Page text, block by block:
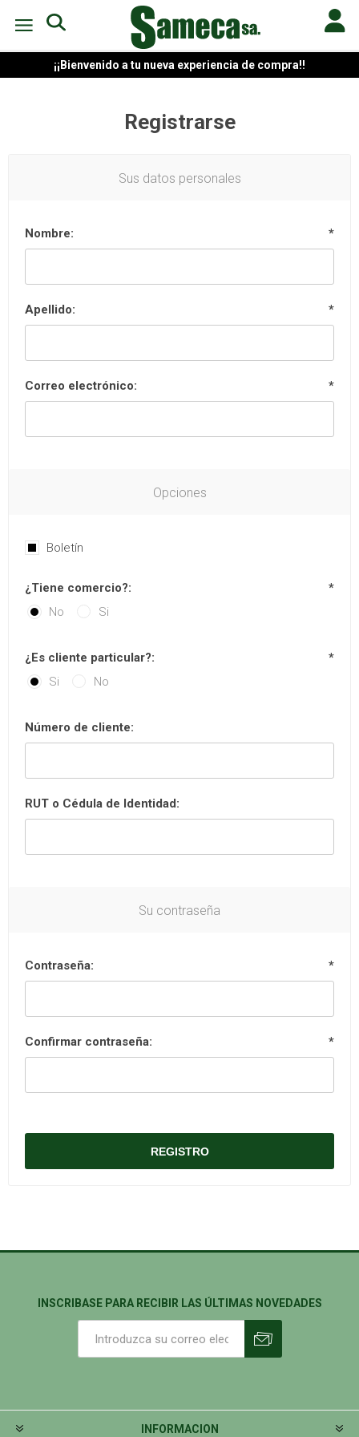
¡¡Bienvenido a tu nueva experiencia de compra!!
Registrarse
Sus datos personales
Nombre: *
Apellido: *
Correo electrónico: *
Opciones
Boletín
¿Tiene comercio?:
*
No
Si
¿Es cliente particular?:
*
Si
No
Número de cliente:
RUT o Cédula de Identidad:
Su contraseña
Contraseña: *
Confirmar contraseña: *
INSCRIBASE PARA RECIBIR LAS ÚLTIMAS NOVEDADES
INFORMACION